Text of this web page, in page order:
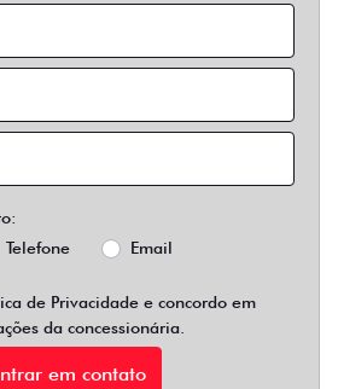
Telefone Email
de Privacidade e concordo em
da concessionária.
em contato